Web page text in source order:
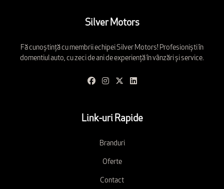
Silver Motors
Fă cunoștință cu membrii echipei Silver Motors! Profesioniști în
domentiul auto, cu zeci de ani de experiență în vânzări și service.
Link-uri Rapide
Branduri
Oferte
Contact